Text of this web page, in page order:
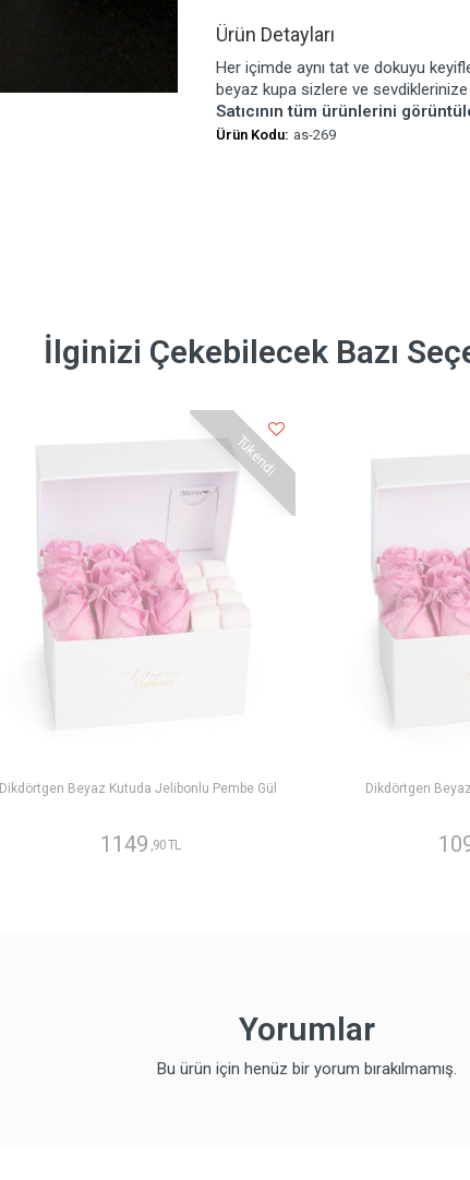
Ürün Detayları
Her içimde aynı tat ve dokuyu
beyaz kupa sizlere ve
Satıcının tüm ürünlerini
Ürün Kodu: as-269
İlginizi Çekebilecek Bazı
Tükendi
Dikdörtgen Beyaz Kutuda Jelibonlu Pembe Gül
1149 ,90 TL
Dikdörtgen
Yorumlar
Bu ürün için henüz bir yorum bırakılmamış.